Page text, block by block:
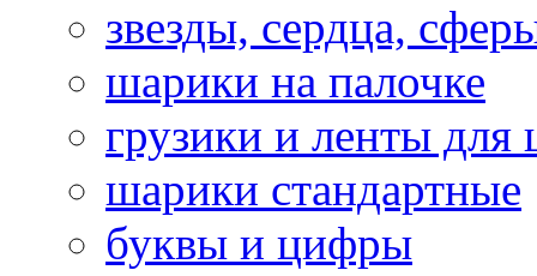
звезды, сердца,
шарики на палочке
грузики и ленты для
шарики стандартные
буквы и цифры